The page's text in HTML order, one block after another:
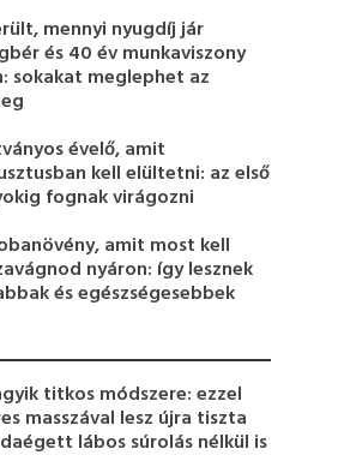
mennyi nyugdíj jár
és 40 év munkaviszony
sokakat meglephet az
évelő, amit
kell elültetni: az első
fognak virágozni
amit most kell
nyáron: így lesznek
és egészségesebbek
titkos módszere: ezzel
masszával lesz újra tiszta
lábos súrolás nélkül is